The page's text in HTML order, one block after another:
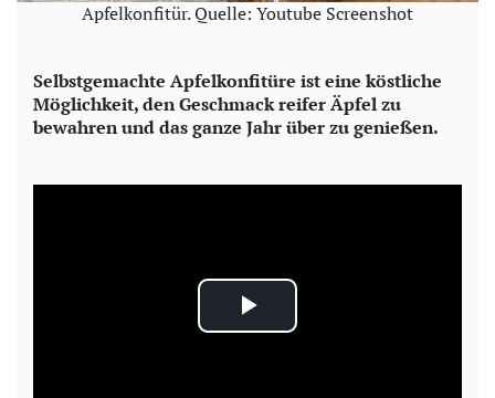
Apfelkonfitür. Quelle: Youtube Screenshot
Selbstgemachte Apfelkonfitüre ist eine köstliche
Möglichkeit, den Geschmack reifer Äpfel zu
bewahren und das ganze Jahr über zu genießen.
P